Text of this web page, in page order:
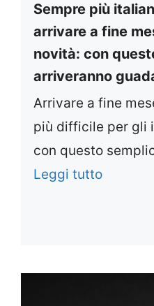
Sempre più
arrivare a fine
novità: con
arriveranno
Arrivare a fine
più difficile per gli
con questo
Leggi tutto